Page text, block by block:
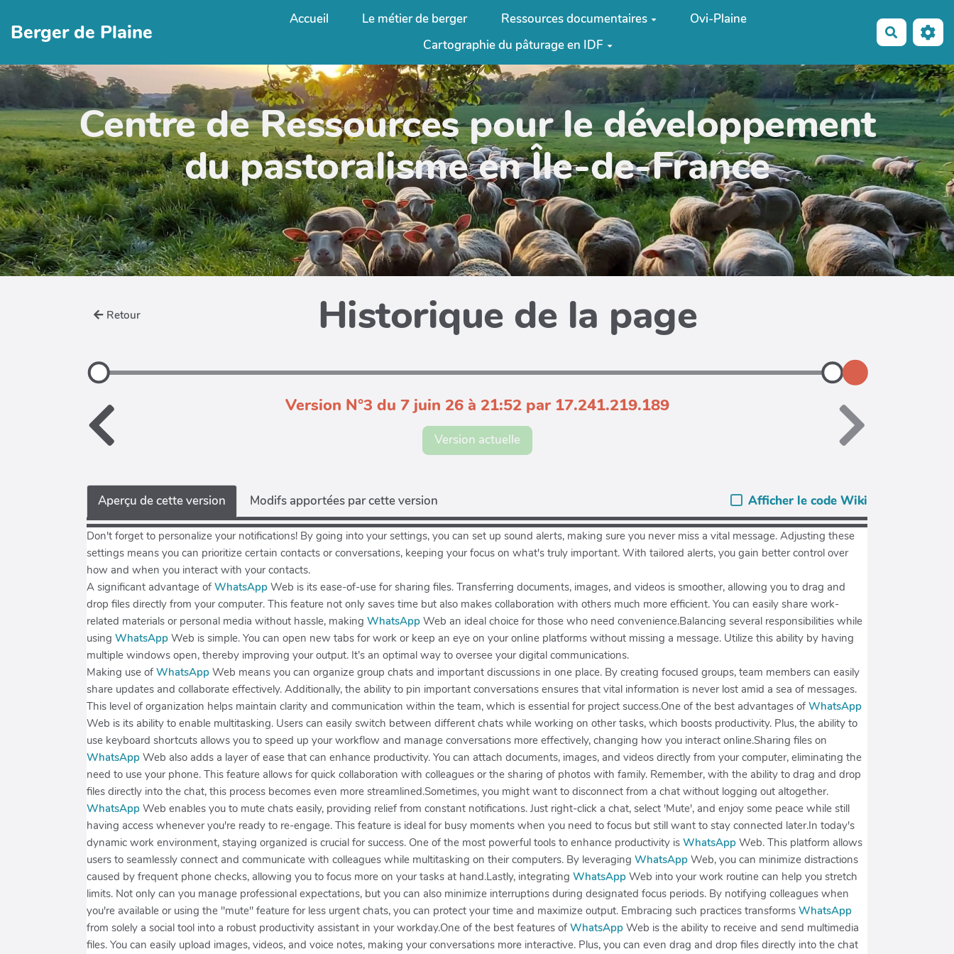
Berger de Plaine
Accueil Le métier de berger Ressources documentaires
Ovi-Plaine
Cartographie du pâturage en IDF
Centre de Ressources pour le développement
du pastoralisme en Île-de-France
Retour Historique de la page
Version N°3 du 7 juin 26 à 21:52 par 17.241.219.189
Version actuelle
Aperçu de cette version Modifs apportées par cette version Afficher le code Wiki